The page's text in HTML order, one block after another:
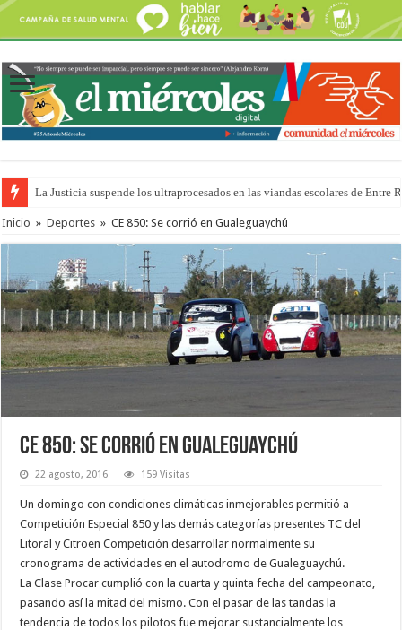
La Justicia suspende los ultraprocesados en las viandas escolares de Entre
Inicio » Deportes » CE 850: Se corrió en Gualeguaychú
CE 850: Se corrió en Gualeguaychú
22 agosto, 2016 159 Visitas
Un domingo con condiciones climáticas inmejorables permitió a
Competición Especial 850 y las demás categorías presentes TC del
Litoral y Citroen Competición desarrollar normalmente su
cronograma de actividades en el autodromo de Gualeguaychú.
La Clase Procar cumplió con la cuarta y quinta fecha del campeonato,
pasando así la mitad del mismo. Con el pasar de las tandas la
tendencia de todos los pilotos fue mejorar sustancialmente los